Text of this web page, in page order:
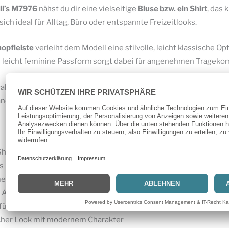
Menge
M7976nähst du dir eine vielseitige Bluse bzw. ein Shirt, das
ideal für Alltag, Büro oder entspannte Freizeitlooks.
verleiht dem Modell eine stilvolle, leicht klassische
leicht feminine Passform sorgt dabei für angenehmen
entsteht ein lässiges Freizeitshirt, eine elegante Bluse
leichte Stoffe mit schönem Fall.
mit Knopfleiste vorne
und vielseitiges Design
feminine Passform
Büro und Freizeit
Baumwolle, Viskose oder leichte Webstoffe
Look mit modernem Charakter